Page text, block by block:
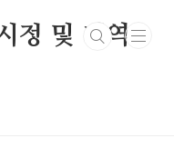
정 및 지역